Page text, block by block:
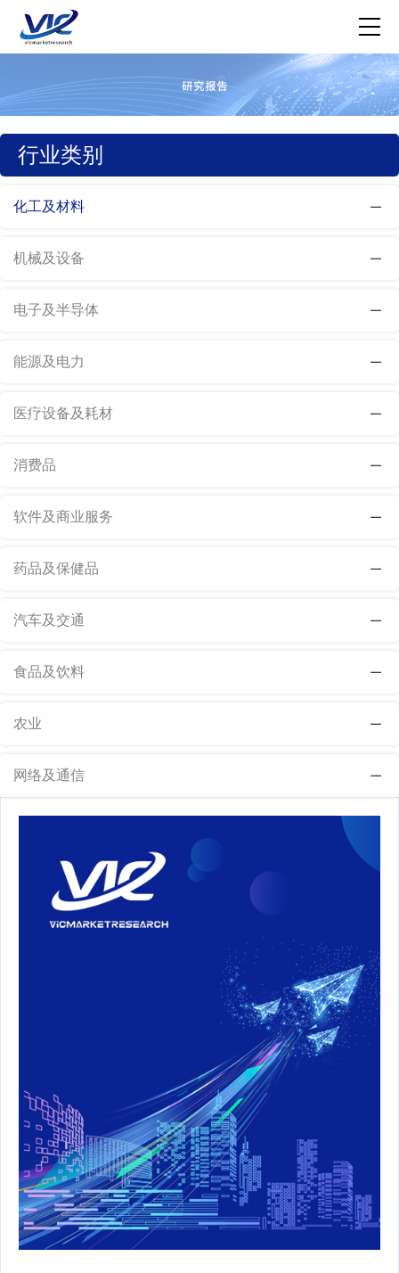
行业类别
化工及材料
机械及设备
电子及半导体
能源及电力
医疗设备及耗材
消费品
软件及商业服务
药品及保健品
汽车及交通
食品及饮料
农业
网络及通信